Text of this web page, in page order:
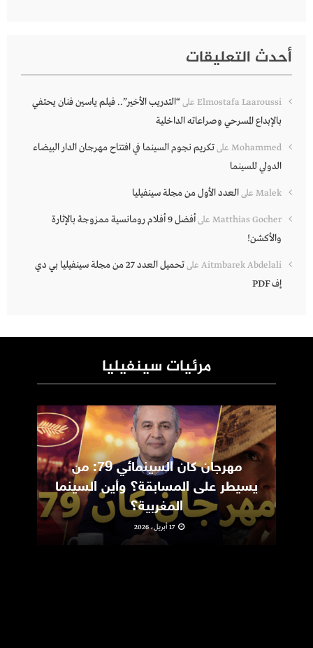
أحدث التعليقات
Elmostafa Laaroussi على“التدريب الأخير”.. فيلم ياسين فنان يحتفي
بالإبداع المسرحي وصراعاته الداخلية
Mohammed علىتكريم نجوم السينما في افتتاح مهرجان الدار البيضاء
الدولي للسينما
Malek علىالعدد الأول من مجلة سينفيليا
Matthias Gocher على
أفضل 9 أفلام رومانسية ممزوجة بالإثارة
والأكشن!
Aitmbarek Abdelali على
تحميل العدد 27 من مجلة سينفيليا بي دي
إف PDF
مرئيات سينفيليا
مهرجان كان السينمائي 79: من
يسيطر على المسابقة؟ وأين السينما
المغربية؟
17 أبريل، 2026